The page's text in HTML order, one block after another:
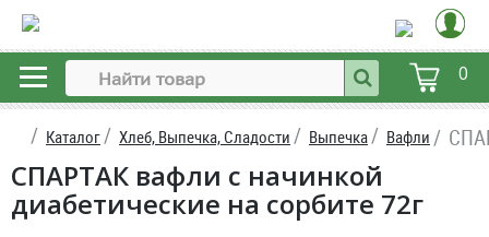
0
Каталог Хлеб, Выпечка, Сладости Выпечка Вафли
СПАРТАК вафли с начинкой
диабетические на сорбите 72г